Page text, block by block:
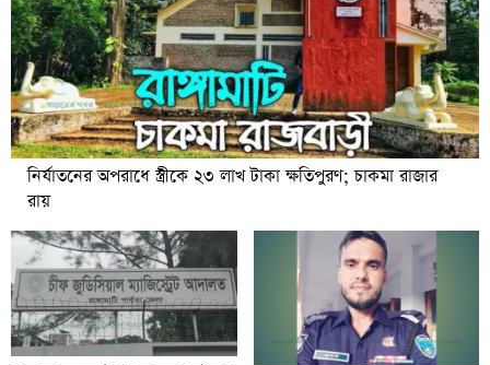
নির্যাতনের অপরাধে স্ত্রীকে ২৩ লাখ টাকা ক্ষতিপুরণ; চাকমা রাজার
রায়